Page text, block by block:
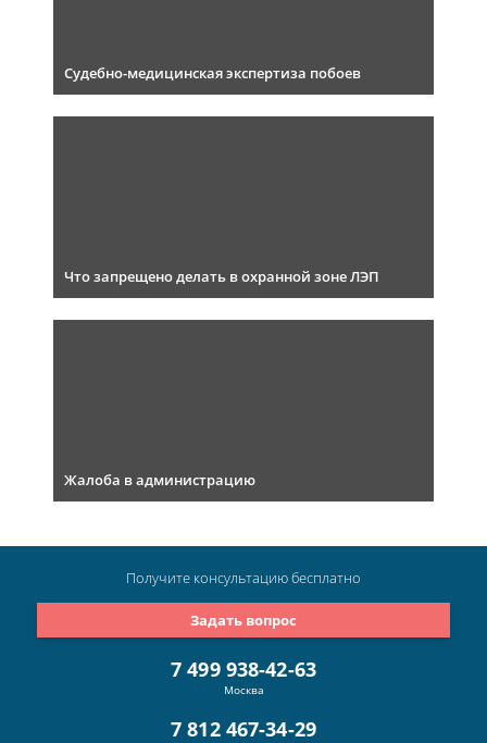
Судебно-медицинская экспертиза побоев
Что запрещено делать в охранной зоне ЛЭП
Жалоба в администрацию
7 499 938-42-63
Москва
7 812 467-34-29
Задать вопрос
Получите консультациюбесплатно